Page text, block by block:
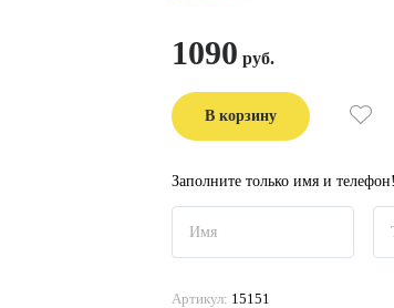
1090
В корзину
Заполните только имя и
Артикул: 15151